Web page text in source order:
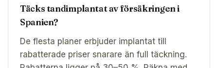
Täcks tandimplantat av försäkringen i
Spanien?
De flesta planer erbjuder implantat till
rabatterade priser snarare än full täckning.